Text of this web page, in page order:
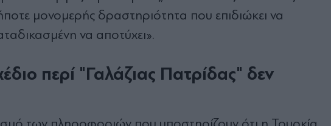
μονομερής δραστηριότητα που επιδιώκει να
να αποτύχει».
περί "Γαλάζιας Πατρίδας" δεν